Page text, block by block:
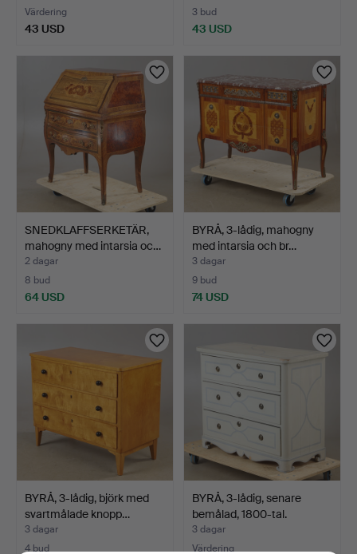
Värdering
43 USD
3 bud
43 USD
SNEDKLAFFSERKETÄR,
mahogny med intarsia oc…
2 dagar
8 bud
64 USD
BYRÅ, 3-lådig, mahogny
med intarsia och br…
3 dagar
9 bud
74 USD
BYRÅ, 3-lådig, björk med
svartmålade knopp…
3 dagar
4 bud
BYRÅ, 3-lådig, senare
bemålad, 1800-tal.
3 dagar
Värdering